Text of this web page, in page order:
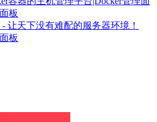
板
- 让天下没有难配的服务器环境！
板